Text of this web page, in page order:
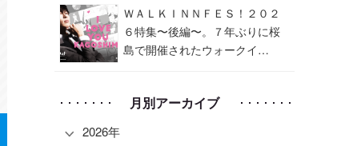
ＷＡＬＫＩＮＮＦＥＳ！２０２
６特集〜後編〜。７年ぶりに桜
島で開催されたウォークイ…
月別アーカイブ
2026年